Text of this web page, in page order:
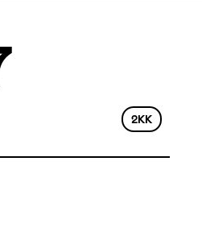
архітектурний
та
на озелененні,
2КК